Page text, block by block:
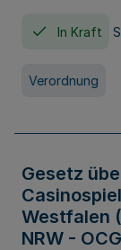
In Kraft
Verordnung
Gesetz
Westfalen
NRW -